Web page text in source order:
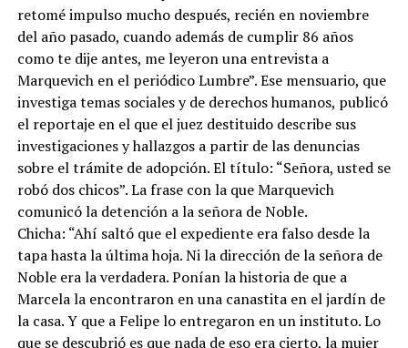
retomé impulso mucho después, recién en noviembre
del año pasado, cuando además de cumplir 86 años
como te dije antes, me leyeron una entrevista a
Marquevich en el periódico Lumbre”. Ese mensuario, que
investiga temas sociales y de derechos humanos, publicó
el reportaje en el que el juez destituido describe sus
investigaciones y hallazgos a partir de las denuncias
sobre el trámite de adopción. El título: “Señora, usted se
robó dos chicos”. La frase con la que Marquevich
comunicó la detención a la señora de Noble.
Chicha: “Ahí saltó que el expediente era falso desde la
tapa hasta la última hoja. Ni la dirección de la señora de
Noble era la verdadera. Ponían la historia de que a
Marcela la encontraron en una canastita en el jardín de
la casa. Y que a Felipe lo entregaron en un instituto. Lo
que se descubrió es que nada de eso era cierto, la mujer